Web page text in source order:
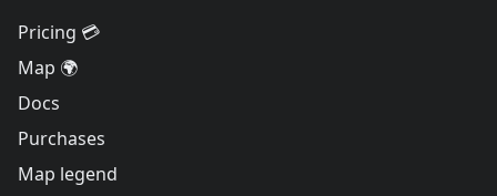
Pricing 💳
Map 🌍
Docs
Purchases
Map legend